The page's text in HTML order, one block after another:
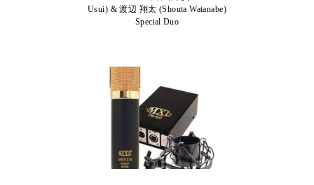
Usui) & 渡辺 翔太 (Shouta Watanabe)
Special Duo